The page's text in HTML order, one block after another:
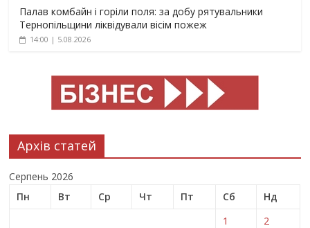
Палав комбайн і горіли поля: за добу рятувальники
Тернопільщини ліквідували вісім пожеж
14:00 | 5.08.2026
Архів статей
Серпень 2026
Пн
Вт Ср Чт Пт Сб
Нд
1
2